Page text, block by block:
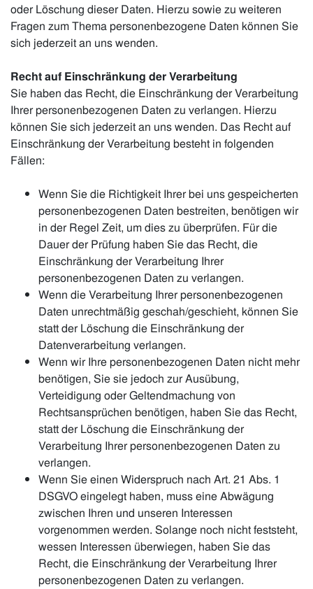
oder Löschung dieser Daten. Hierzu sowie zu weiteren
Fragen zum Thema personenbezogene Daten können Sie
sich jederzeit an uns wenden.
Recht auf Einschränkung der Verarbeitung
Sie haben das Recht, die Einschränkung der Verarbeitung
Ihrer personenbezogenen Daten zu verlangen. Hierzu
können Sie sich jederzeit an uns wenden. Das Recht auf
Einschränkung der Verarbeitung besteht in folgenden
Fällen:
Wenn Sie die Richtigkeit Ihrer bei uns gespeicherten
personenbezogenen Daten bestreiten, benötigen wir
in der Regel Zeit, um dies zu überprüfen. Für die
Dauer der Prüfung haben Sie das Recht, die
Einschränkung der Verarbeitung Ihrer
personenbezogenen Daten zu verlangen.
Wenn die Verarbeitung Ihrer personenbezogenen
Daten unrechtmäßig geschah/geschieht, können Sie
statt der Löschung die Einschränkung der
Datenverarbeitung verlangen.
Wenn wir Ihre personenbezogenen Daten nicht mehr
benötigen, Sie sie jedoch zur Ausübung,
Verteidigung oder Geltendmachung von
Rechtsansprüchen benötigen, haben Sie das Recht,
statt der Löschung die Einschränkung der
Verarbeitung Ihrer personenbezogenen Daten zu
verlangen.
Wenn Sie einen Widerspruch nach Art. 21 Abs. 1
DSGVO eingelegt haben, muss eine Abwägung
zwischen Ihren und unseren Interessen
vorgenommen werden. Solange noch nicht feststeht,
wessen Interessen überwiegen, haben Sie das
Recht, die Einschränkung der Verarbeitung Ihrer
personenbezogenen Daten zu verlangen.